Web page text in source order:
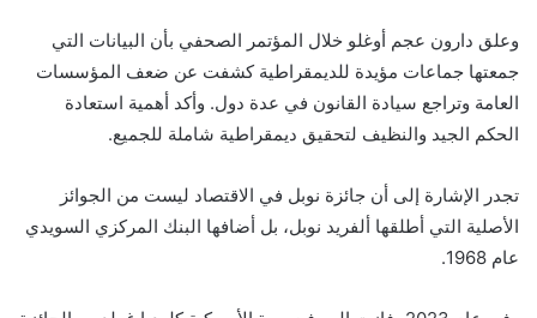
وعلق دارون عجم أوغلو خلال المؤتمر الصحفي بأن البيانات التي
جمعتها جماعات مؤيدة للديمقراطية كشفت عن ضعف المؤسسات
العامة وتراجع سيادة القانون في عدة دول. وأكد أهمية استعادة
الحكم الجيد والنظيف لتحقيق ديمقراطية شاملة للجميع.
تجدر الإشارة إلى أن جائزة نوبل في الاقتصاد ليست من الجوائز
الأصلية التي أطلقها ألفريد نوبل، بل أضافها البنك المركزي السويدي
عام 1968.